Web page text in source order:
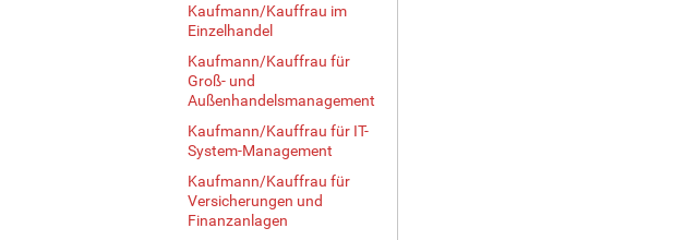
Kaufmann/Kauffrau im
Einzelhandel
Kaufmann/Kauffrau für
Groß- und
Außenhandelsmanagement
Kaufmann/Kauffrau für IT-
System-Management
Kaufmann/Kauffrau für
Versicherungen und
Finanzanlagen